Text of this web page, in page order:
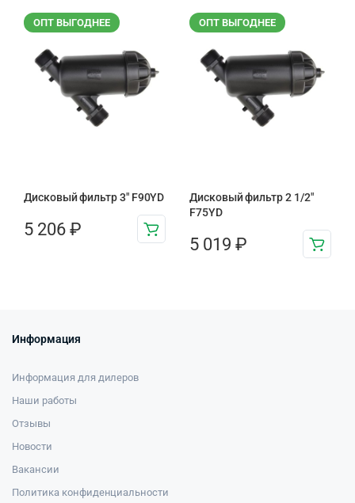
ОПТ ВЫГОДНЕЕ
Дисковый фильтр 3″ F90YD
5 206 ₽
ОПТ ВЫГОДНЕЕ
Дисковый фильтр 2 1/2″
F75YD
5 019 ₽
Информация
Информация для дилеров
Наши работы
Отзывы
Новости
Вакансии
Политика конфиденциальности